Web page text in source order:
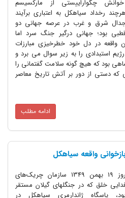
چگواراییستی از مارکسیسم
رخداد سیاهکل به اعتباری برآیند
شرق و غرب در عرصه جهانی دو
بود؛ جهانی درگیر جنگ سرد اما
در دل خود خطرخیزی مبارزات
استبدادی را به زیر سوال می برد و
بود که هیچ گونه سلامت گفتمانی را
دستی از دور بر آتش تاریخ معاصر
ادامه مطلب
واقعه سیاهکل
روز 19 بهمن 1349 سازمان چریک‌های
خلق که در جنگلهای گیلان مستقر
پاسگاه ژاندارمری سیاهکل در